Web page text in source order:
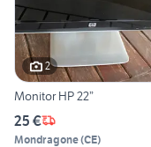
2
Monitor HP 22”
25 €
Mondragone(CE)